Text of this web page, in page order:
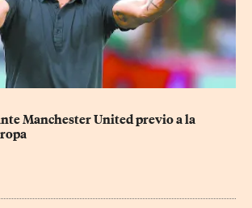
Manchester United previo a la